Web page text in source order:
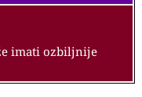
imati ozbiljnije